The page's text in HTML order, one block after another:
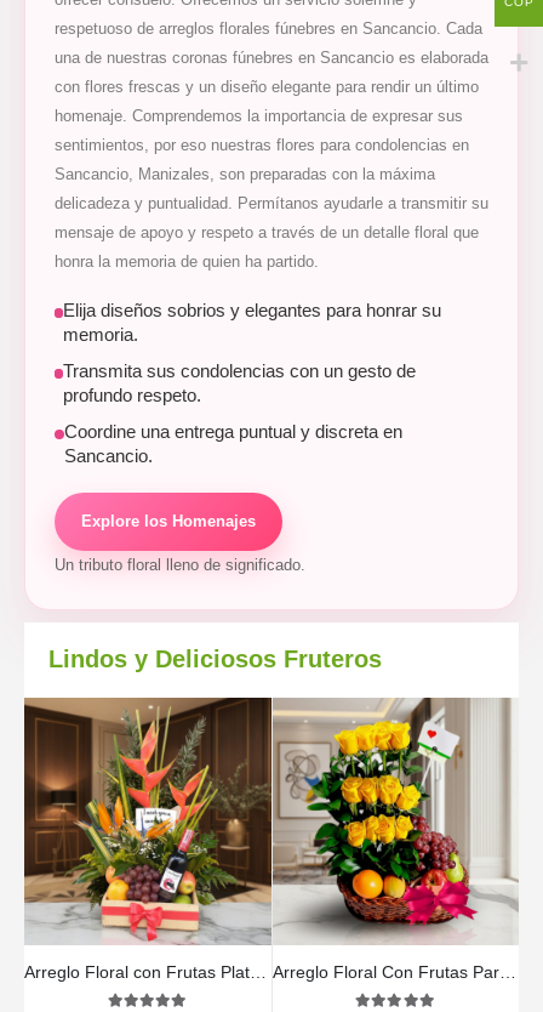
respetuoso de arreglos florales fúnebres en Sancancio. Cada
una de nuestras coronas fúnebres en Sancancio es elaborada
con flores frescas y un diseño elegante para rendir un último
homenaje. Comprendemos la importancia de expresar sus
sentimientos, por eso nuestras flores para condolencias en
Sancancio, Manizales, son preparadas con la máxima
delicadeza y puntualidad. Permítanos ayudarle a transmitir su
mensaje de apoyo y respeto a través de un detalle floral que
honra la memoria de quien ha partido.
Elija diseños sobrios y elegantes para honrar su
memoria.
Transmita sus condolencias con un gesto de
profundo respeto.
Coordine una entrega puntual y discreta en
Sancancio.
Explore los Homenajes
Un tributo floral lleno de significado.
Lindos y Deliciosos Fruteros
Arreglo Floral con Frutas Platonia Arreglo Floral Con Frutas Paraíso